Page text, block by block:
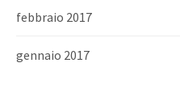
febbraio 2017
gennaio 2017